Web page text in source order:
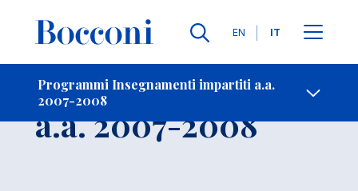
Lingue
EN IT
Programmi Insegnamenti impartiti a.a.
2007-2008
-
Insegnamento
a.a. 2007-2008